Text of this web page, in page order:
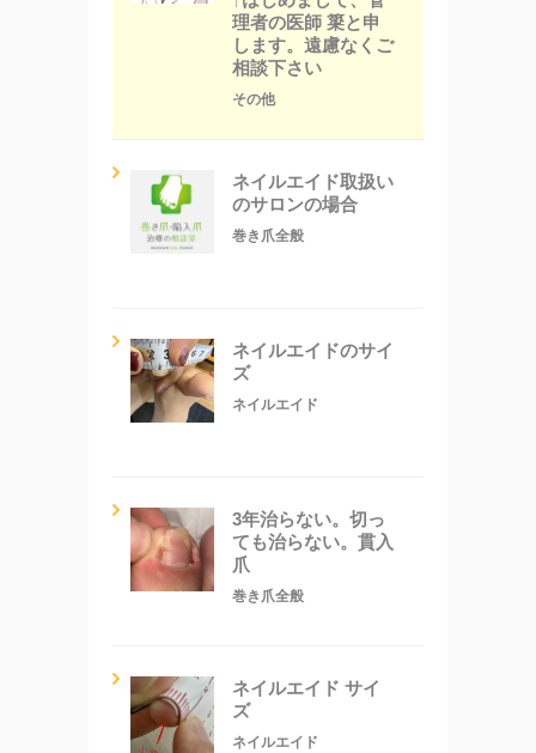
理者の医師 簗と申
します。遠慮なくご
相談下さい
その他
ネイルエイド取扱い
のサロンの場合
巻き爪全般
ネイルエイドのサイ
ズ
ネイルエイド
3年治らない。切っ
ても治らない。貫入
爪
巻き爪全般
ネイルエイド サイ
ズ
ネイルエイド